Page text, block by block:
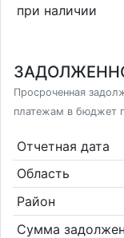
при наличии
Просроченная
платежам в бюджет
Отчетная дата
Область
Район
Сумма